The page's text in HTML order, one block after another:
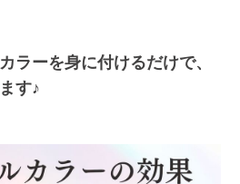
ラーを身に付けるだけで、
す♪